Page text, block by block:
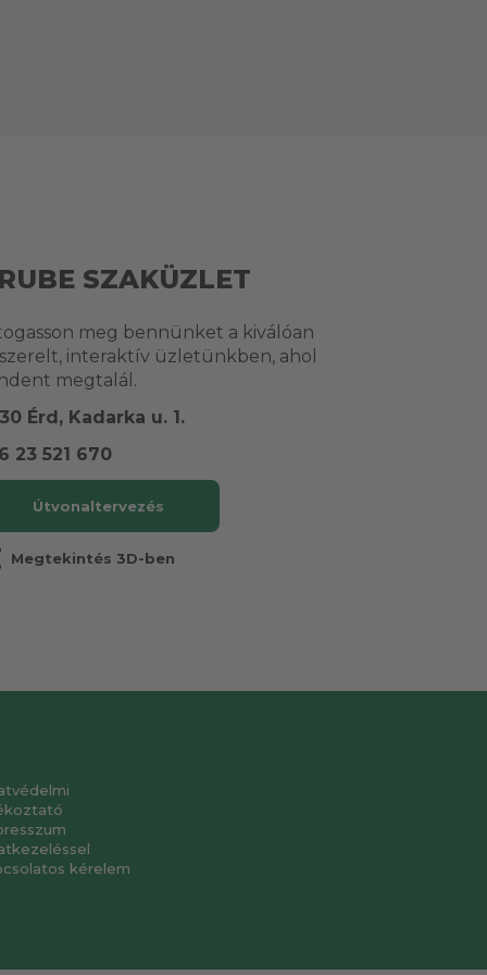
SZAKÜZLET
meg bennünket a kiválóan
interaktív üzletünkben, ahol
megtalál.
Érd, Kadarka u. 1.
23 521 670
Útvonaltervezés
Megtekintés 3D-ben
kérelem